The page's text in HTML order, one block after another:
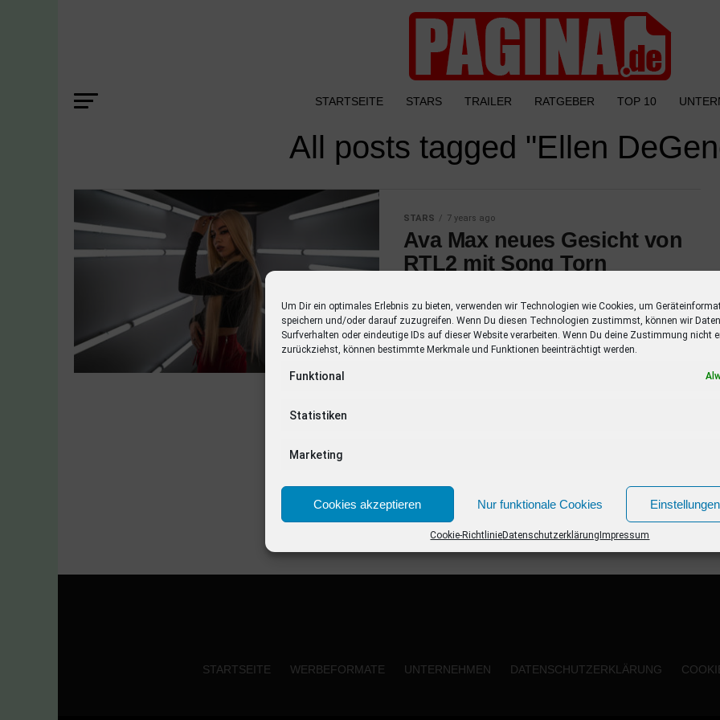
Um Dir ein optimales Erlebnis zu bieten, verwenden wir Technologien wie Cookies, um
speichern und/oder darauf zuzugreifen. Wenn Du diesen Technologien zustimmst, können wir
Surfverhalten oder eindeutige IDs auf dieser Website verarbeiten. Wenn Du deine Zustimmung nicht
zurückziehst, können bestimmte Merkmale und Funktionen beeinträchtigt werden.
Funktional
Statistiken
Marketing
Cookies akzeptieren Nur funktionale Cookies
Cookie-RichtlinieDatenschutzerklärung Impressum
STARTSEITE STARS TRAILER RATGEBER TOP 10
All posts tagged "Ellen
STARS 7 years ago
Ava Max neues Gesicht von
RTL2 mit Song Torn
RTLZWEI und präsentiert Ihren Hit „Torn“ in
Trailer und Werbetrenner des laufenden
Programms. Mit ihrem Hit “Sweet but
STARTSEITE WERBEFORMATE UNTERNEHMEN DATENSCHUTZERKLÄRUNG